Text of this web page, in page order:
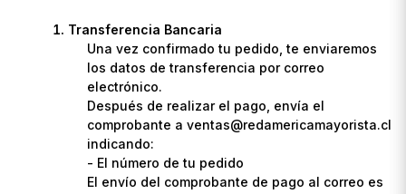
Transferencia Bancaria
Una vez confirmado tu pedido, te enviaremos
los datos de transferencia por correo
electrónico.
Después de realizar el pago, envía el
comprobante a ventas@redamericamayorista.cl
indicando:
- El número de tu pedido
El envío del comprobante de pago al correo es